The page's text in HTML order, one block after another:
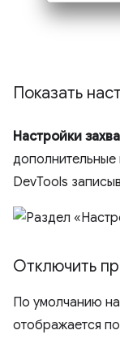
Показать
Настройки
дополнительные
DevTools
Отключить
По умолчанию на
отображается